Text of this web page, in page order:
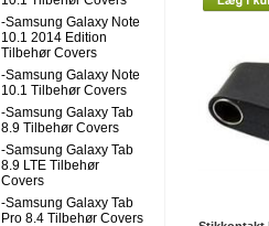
-Samsung Galaxy Note
10.1 2014 Edition
Tilbehør Covers
-Samsung Galaxy Note
10.1 Tilbehør Covers
-Samsung Galaxy Tab
8.9 Tilbehør Covers
-Samsung Galaxy Tab
8.9 LTE Tilbehør
Covers
-Samsung Galaxy Tab
Pro 8.4 Tilbehør Covers